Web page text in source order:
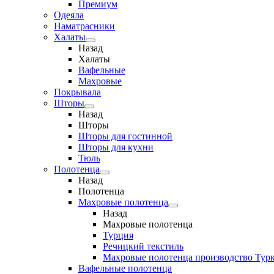
Премиум
Одеяла
Наматрасники
Халаты
Назад
Халаты
Вафельные
Махровые
Покрывала
Шторы
Назад
Шторы
Шторы для гостинной
Шторы для кухни
Тюль
Полотенца
Назад
Полотенца
Махровые полотенца
Назад
Махровые полотенца
Турция
Речицкий текстиль
Махровые полотенца производство
Вафельные полотенца